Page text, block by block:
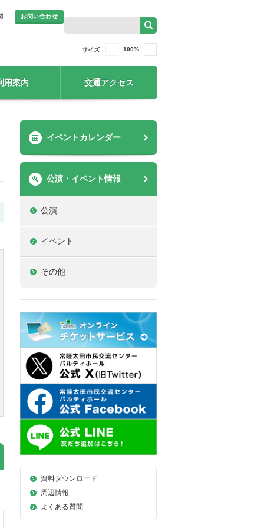
お問い合わせ
サイズ 100%
用案内 交通アクセス
イベントカレンダー
公演・イベント情報
公演
イベント
その他
資料ダウンロード
周辺情報
よくある質問